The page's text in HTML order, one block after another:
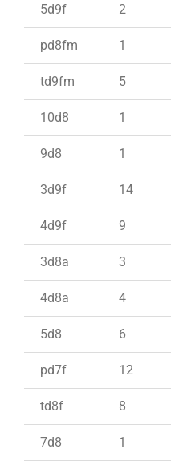
5d9f 2
pd8fm 1
td9fm 5
10d8 1
9d8 1
3d9f 14
4d9f 9
3d8a 3
4d8a 4
5d8 6
pd7f 12
td8f 8
7d8 1